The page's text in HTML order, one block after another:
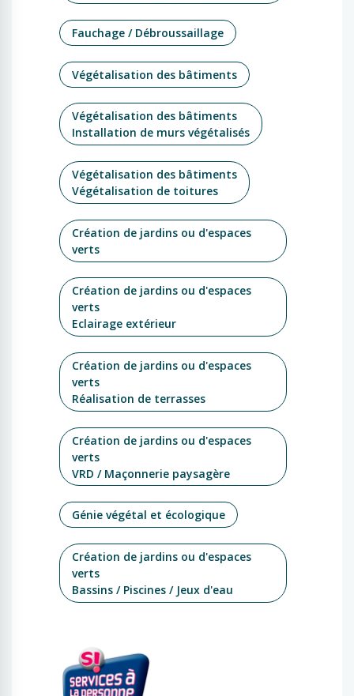
Fauchage / Débroussaillage
Végétalisation des bâtiments
Végétalisation des bâtiments
Installation de murs végétalisés
Végétalisation des bâtiments
Végétalisation de toitures
Création de jardins ou d'espaces
verts
Création de jardins ou d'espaces
verts
Eclairage extérieur
Création de jardins ou d'espaces
verts
Réalisation de terrasses
Création de jardins ou d'espaces
verts
VRD / Maçonnerie paysagère
Génie végétal et écologique
Création de jardins ou d'espaces
verts
Bassins / Piscines / Jeux d'eau